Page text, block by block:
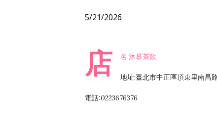
5/21/2026
店 名:沐慕茶飲
地址:臺北市中正區頂東里南昌
電話:0223676376